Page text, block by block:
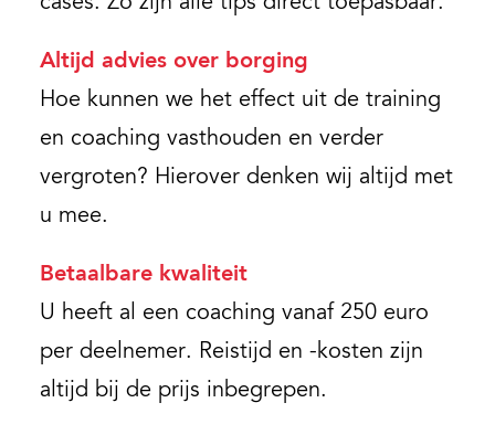
Altijd advies over borging
Hoe kunnen we het effect uit de training
en coaching vasthouden en verder
vergroten? Hierover denken wij altijd met
u mee.
Betaalbare kwaliteit
U heeft al een coaching vanaf 250 euro
per deelnemer. Reistijd en -kosten zijn
altijd bij de prijs inbegrepen.